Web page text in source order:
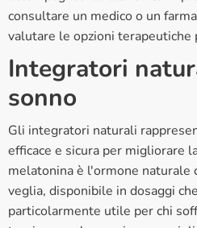
consultare un medico o un
valutare le opzioni terapeutiche
Integratori
sonno
Gli integratori naturali
efficace e sicura per migliorare
melatonina è l'ormone naturale
veglia, disponibile in dosaggi
particolarmente utile per chi